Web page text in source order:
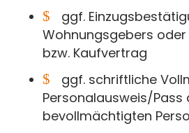
$
ggf.
Wohnungsgebers
bzw. Kaufvertrag
$
ggf. schriftliche
Personalausweis/Pass
bevollmächtigten